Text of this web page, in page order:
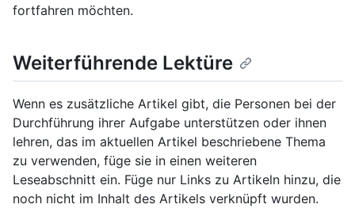
fortfahren möchten.
Weiterführende Lektüre
Wenn es zusätzliche Artikel gibt, die Personen bei der
Durchführung ihrer Aufgabe unterstützen oder ihnen
lehren, das im aktuellen Artikel beschriebene Thema
zu verwenden, füge sie in einen weiteren
Leseabschnitt ein. Füge nur Links zu Artikeln hinzu, die
noch nicht im Inhalt des Artikels verknüpft wurden.